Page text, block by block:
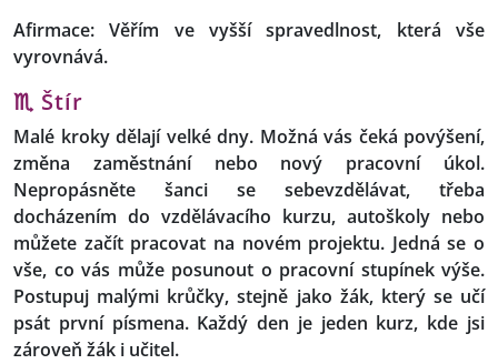
Afirmace: Věřím ve vyšší spravedlnost, která vše
vyrovnává.
♏ Štír
Malé kroky dělají velké dny. Možná vás čeká povýšení,
změna zaměstnání nebo nový pracovní úkol.
Nepropásněte šanci se sebevzdělávat, třeba
docházením do vzdělávacího kurzu, autoškoly nebo
můžete začít pracovat na novém projektu. Jedná se o
vše, co vás může posunout o pracovní stupínek výše.
Postupuj malými krůčky, stejně jako žák, který se učí
psát první písmena. Každý den je jeden kurz, kde jsi
zároveň žák i učitel.